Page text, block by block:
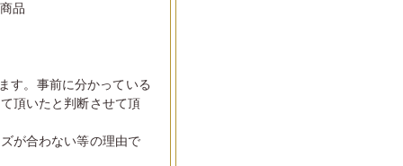
品
す。事前に分かっている
頂いたと判断させて頂
が合わない等の理由で